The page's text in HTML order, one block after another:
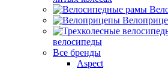
велосипеды
Все бренды
Aspect